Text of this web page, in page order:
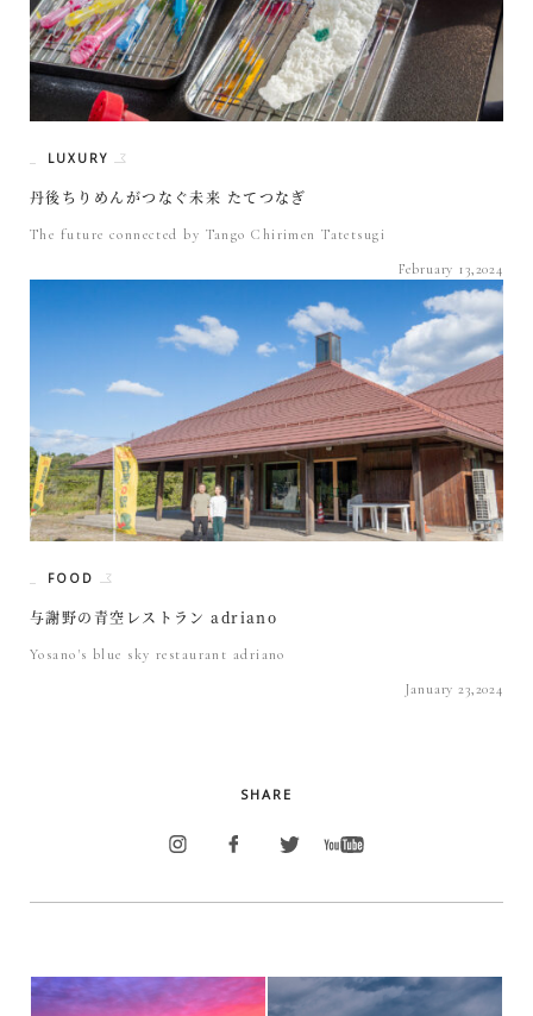
LUXURY
丹後ちりめんがつなぐ未来 たてつなぎ
The future connected by Tango Chirimen Tatetsugi
February 13,2024
FOOD
与謝野の青空レストラン adriano
Yosano's blue sky restaurant adriano
January 23,2024
SHARE